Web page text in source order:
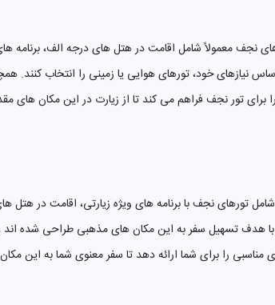
نجف معمولاً شامل اقامت در هتل های درجه الف، برنامه
خود، تورهای هوایی یا زمینی را انتخاب کنند.
تور نجف فراهم می کند تا از زیارت در این مکان های
تورهای نجف با برنامه های ویژه زیارتی، اقامت در
هدف تسهیل سفر به این مکان های مذهبی طراحی شده اند و
را برای شما ارائه دهد تا سفر معنوی شما به این